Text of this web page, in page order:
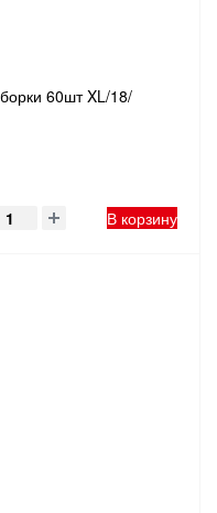
МАТЕРИАЛЫ
60шт XL/18/
В корзину